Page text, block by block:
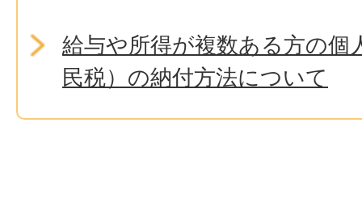
給与や所得が複数ある方の個
民税）の納付方法について